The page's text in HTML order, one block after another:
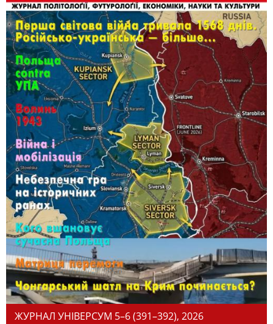
ЖУРНАЛ УНІВЕРСУМ 5–6 (391–392), 2026